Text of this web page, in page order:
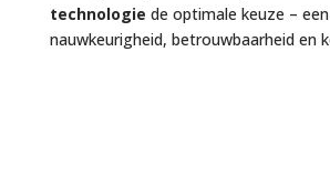
technologie de optimale keuze –
nauwkeurigheid, betrouwbaarheid en